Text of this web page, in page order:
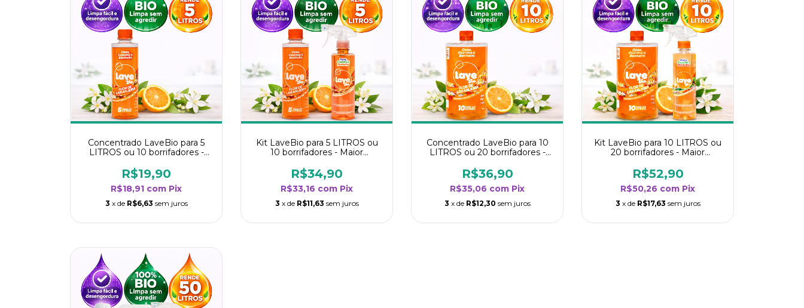
Concentrado LaveBio para 5
LITROS ou 10 borrifadores -
- Flor de Laranjeira
R$19,90
R$18,91 com Pix
3 x de R$6,63 sem juros
Kit LaveBio para 5 LITROS ou
10 borrifadores - Maior
de Laranjeira
R$34,90
R$33,16 com Pix
3 x de R$11,63 sem juros
Concentrado LaveBio para 10
LITROS ou 20 borrifadores -
- Flor de Laranjeira
R$36,90
R$35,06 com Pix
3 x de R$12,30 sem juros
Kit LaveBio para 10 LITROS ou
20 borrifadores - Maior
de Laranjeira
R$52,90
R$50,26 com Pix
3 x de R$17,63 sem juros